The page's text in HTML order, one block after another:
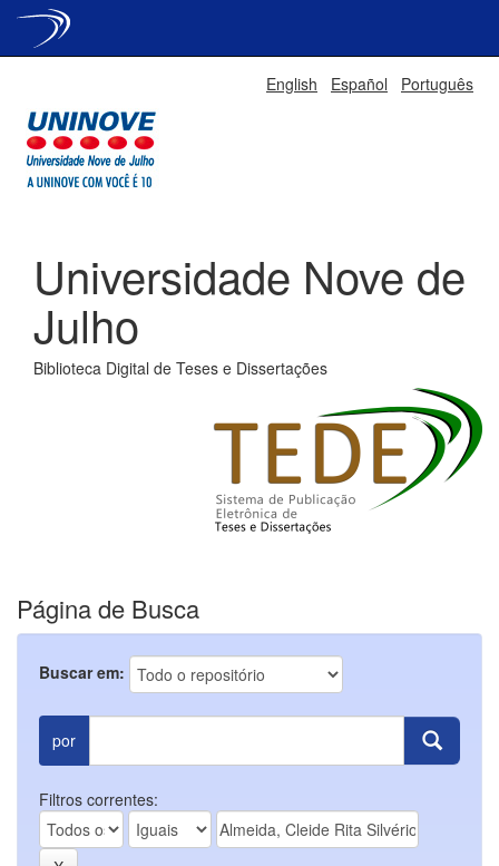
English Español Português
Universidade Nove de
Julho
Biblioteca Digital de Teses e Dissertações
Página de Busca
Buscar em:
por
Filtros correntes: